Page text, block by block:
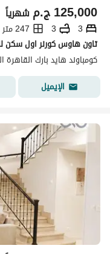
ج.م125,000 شهرياً
3
3
247 متر مربع
الإيميل